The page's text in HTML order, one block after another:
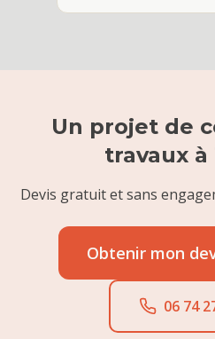
Un projet de
travauxà
Devis gratuit et sans
Obtenir mon
06 74